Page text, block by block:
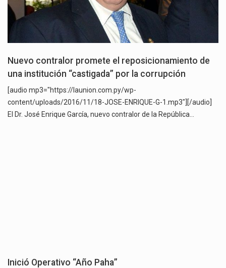
Nuevo contralor promete el reposicionamiento de
una institución “castigada” por la corrupción
[audio mp3="https://launion.com.py/wp-
content/uploads/2016/11/18-JOSE-ENRIQUE-G-1.mp3"][/audio]
El Dr. José Enrique García, nuevo contralor de la República…
Inició Operativo “Año Paha”